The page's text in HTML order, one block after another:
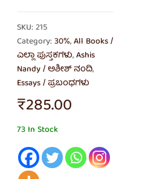
SKU: 215
Category:30%,All Books /
ಎಲ್ಲಾ ಪುಸ್ತಕಗಳು,Ashis
Nandy / ಅಶೀಶ್ ನಂದಿ,
Essays / ಪ್ರಬಂಧಗಳು
₹285.00
73 In Stock